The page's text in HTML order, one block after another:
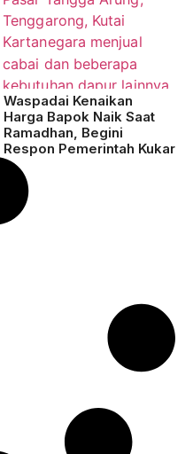
Waspadai Kenaikan
Harga Bapok Naik Saat
Ramadhan, Begini
Respon Pemerintah Kukar